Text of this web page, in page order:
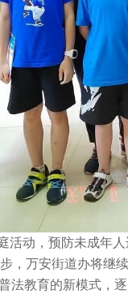
活动，预防未成年
，万安街道办将继
法教育的新模式，